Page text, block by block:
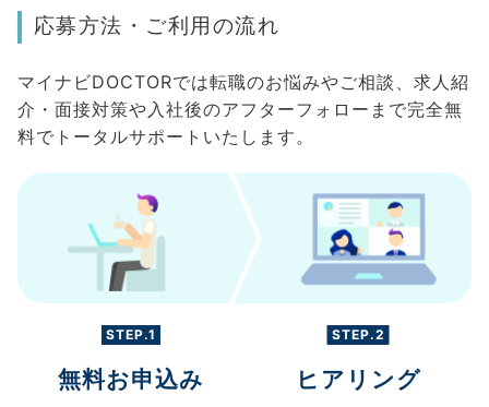
応募方法・ご利用の流れ
マイナビDOCTORでは転職のお悩みやご相談、求人紹
介・面接対策や入社後のアフターフォローまで完全無
料でトータルサポートいたします。
STEP.1
無料お申込み
STEP.2
ヒアリング